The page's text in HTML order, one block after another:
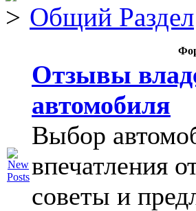
Общий Раздел
Отзывы
автомобиля
Выбор
впечатления
советы и